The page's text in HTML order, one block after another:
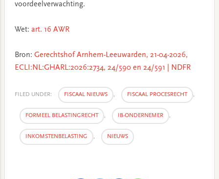
voordeelverwachting.
Wet: art. 16 AWR
Bron: Gerechtshof Arnhem-Leeuwarden, 21-04-2026,
ECLI:NL:GHARL:2026:2734, 24/590 en 24/591 | NDFR
FILED UNDER: FISCAAL NIEUWS , FISCAAL PROCESRECHT ,
FORMEEL BELASTINGRECHT , IB-ONDERNEMER ,
INKOMSTENBELASTING , NIEUWS